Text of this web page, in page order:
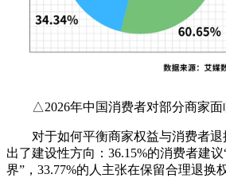
△2026年中国消费者对部分商家面
对于如何平衡商家权益与消费者退
出了建设性方向：36.15%的消费者建
界”，33.77%的人主张在保留合理退换